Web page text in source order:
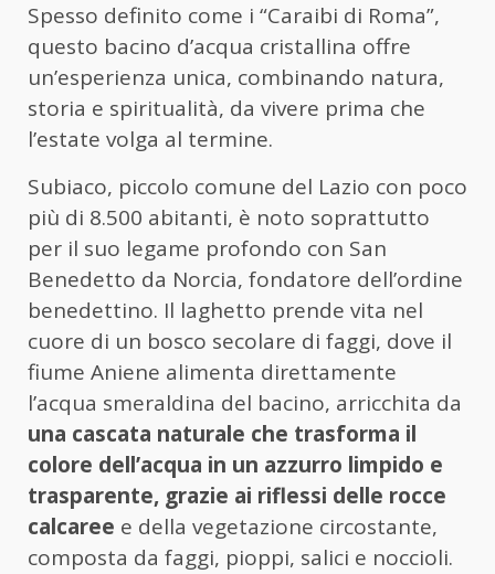
Spesso definito come i “Caraibi di Roma”,
questo bacino d’acqua cristallina offre
un’esperienza unica, combinando natura,
storia e spiritualità, da vivere prima che
l’estate volga al termine.
Subiaco, piccolo comune del Lazio con poco
più di 8.500 abitanti, è noto soprattutto
per il suo legame profondo con San
Benedetto da Norcia, fondatore dell’ordine
benedettino. Il laghetto prende vita nel
cuore di un bosco secolare di faggi, dove il
fiume Aniene alimenta direttamente
l’acqua smeraldina del bacino, arricchita da
una cascata naturale che trasforma il
colore dell’acqua in un azzurro limpido e
trasparente, grazie ai riflessi delle rocce
calcaree e della vegetazione circostante,
composta da faggi, pioppi, salici e noccioli.